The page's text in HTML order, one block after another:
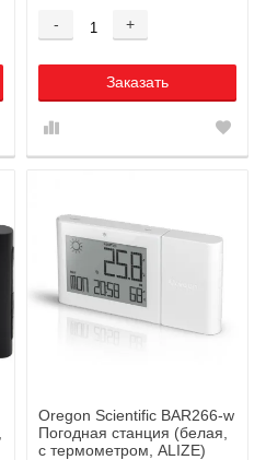
- +
Заказать
Oregon Scientific BAR266-w
Погодная станция (белая,
с термометром, ALIZE)